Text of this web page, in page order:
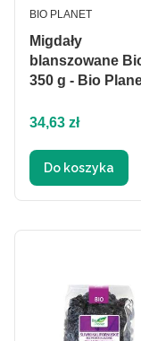
Migdały
blanszowane
350 g - Bio
PRODUCENT
BIO PLANET
Cena
34,63 zł
Do koszyka